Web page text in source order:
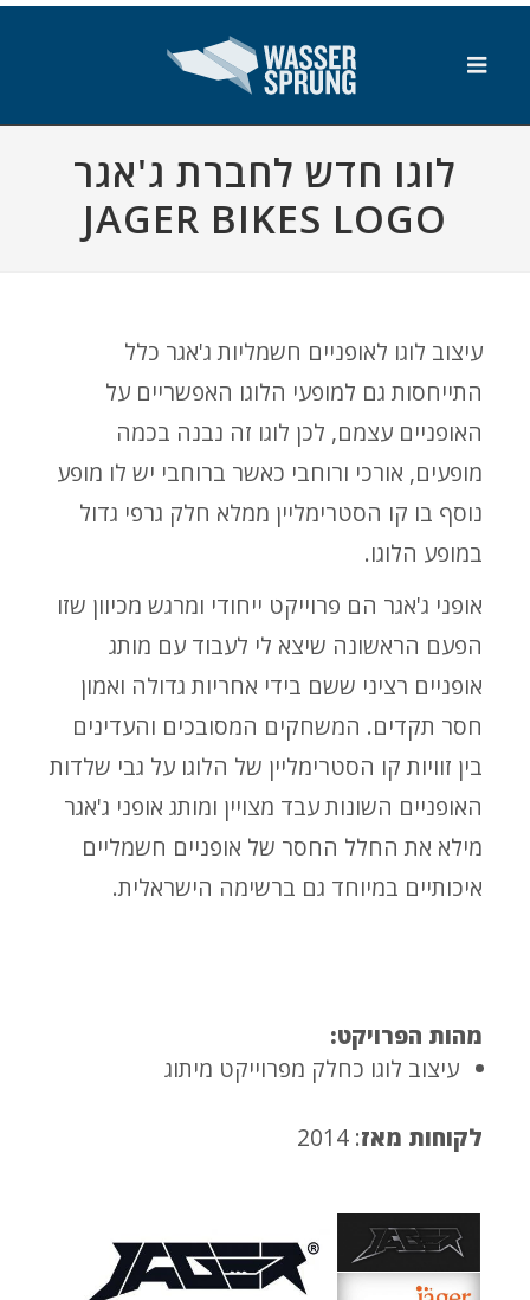
לוגו חדש לחברת ג'אגר
JAGER BIKES LOGO
עיצוב לוגו לאופניים חשמליות ג'אגר כלל
התייחסות גם למופעי הלוגו האפשריים על
האופניים עצמם, לכן לוגו זה נבנה בכמה
מופעים, אורכי ורוחבי כאשר ברוחבי יש לו מופע
נוסף בו קו הסטרימליין ממלא חלק גרפי גדול
במופע הלוגו.
אופני ג'אגר הם פרוייקט ייחודי ומרגש מכיוון שזו
הפעם הראשונה שיצא לי לעבוד עם מותג
אופניים רציני ששם בידי אחריות גדולה ואמון
חסר תקדים. המשחקים המסובכים והעדינים
בין זוויות קו הסטרימליין של הלוגו על גבי שלדות
האופניים השונות עבד מצויין ומותג אופני ג'אגר
מילא את החלל החסר של אופניים חשמליים
איכותיים במיוחד גם ברשימה הישראלית.
מהות הפרויקט:
עיצוב לוגו כחלק מפרוייקט מיתוג
לקוחות מאז: 2014